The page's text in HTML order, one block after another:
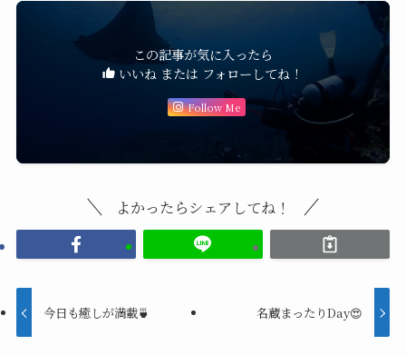
この記事が気に入ったら
いいね または フォローしてね！
Follow Me
よかったらシェアしてね！
今日も癒しが満載🍵 名蔵まったりDay😍